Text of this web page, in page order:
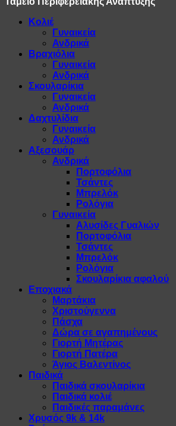
Κολιέ
Γυναικεία
Ανδρικά
Βραχιόλια
Γυναικεία
Ανδρικά
Σκουλαρίκια
Γυναικεία
Ανδρικά
Δαχτυλίδια
Γυναικεία
Ανδρικά
Αξεσουάρ
Ανδρικά
Πορτοφόλια
Τσάντες
Μπρελόκ
Ρολόγια
Γυναικεία
Αλυσίδες Γυαλιών
Πορτοφόλια
Τσάντες
Μπρελόκ
Ρολόγια
Σκουλαρίκια αφαλού
Εποχιακά
Μαρτάκια
Χριστούγεννα
Πάσχα
Δώρα σε αγαπημένους
Γιορτή Μητέρας
Γιορτή Πατέρα
Άγιος Βαλεντίνος
Παιδικά
Παιδικά σκουλαρίκια
Παιδικά κολιέ
Παιδικές παραμάνες
Χρυσός 9k & 14k